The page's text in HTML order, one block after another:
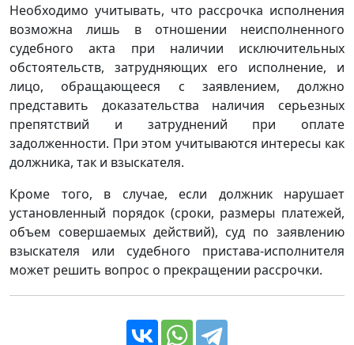
Необходимо учитывать, что рассрочка исполнения
возможна лишь в отношении неисполненного
судебного акта при наличии исключительных
обстоятельств, затрудняющих его исполнение, и
лицо, обращающееся с заявлением, должно
представить доказательства наличия серьезных
препятствий и затруднений при оплате
задолженности. При этом учитываются интересы как
должника, так и взыскателя.
Кроме того, в случае, если должник нарушает
установленный порядок (сроки, размеры платежей,
объем совершаемых действий), суд по заявлению
взыскателя или судебного пристава-исполнителя
может решить вопрос о прекращении рассрочки.